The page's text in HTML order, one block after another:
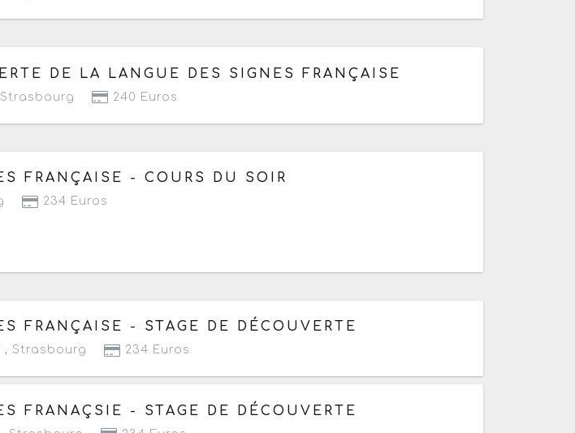
avril 2026 - Terminé de 08h30 à 12h30
DE LA LANGUE DES SIGNES FRANÇAISE
Strasbourg 240 Euros
jeudi 10 juillet 2025 - Terminé de 18h30 à 20h30
FRANÇAISE - COURS DU SOIR
234 Euros
1 mars 2024 - Terminé de 08h30 à 12h30
FRANÇAISE - STAGE DE DÉCOUVERTE
, Strasbourg 234 Euros
1 mars 2024 - Terminé de 08h30 à 12h30
FRANAÇSIE - STAGE DE DÉCOUVERTE